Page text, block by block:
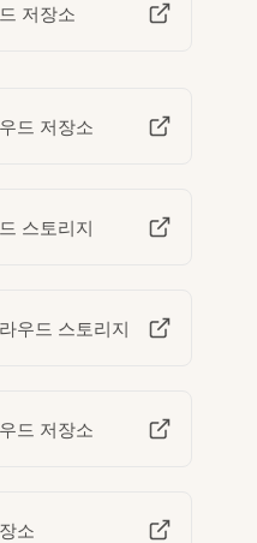
저장소
드 저장소
스토리지
우드 스토리지
드 저장소
소